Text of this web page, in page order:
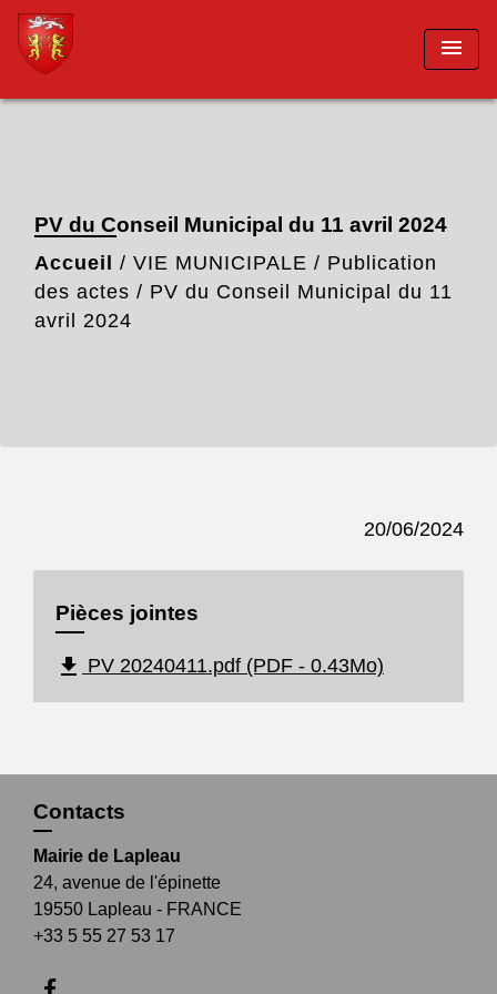
menu
PV du Conseil Municipal du 11 avril 2024
Accueil / VIE MUNICIPALE / Publication
des actes / PV du Conseil Municipal du 11
avril 2024
20/06/2024
Pièces jointes
file_download PV 20240411.pdf (PDF - 0.43Mo)
Contacts
Mairie de Lapleau
24, avenue de l'épinette
19550 Lapleau - FRANCE
+33 5 55 27 53 17